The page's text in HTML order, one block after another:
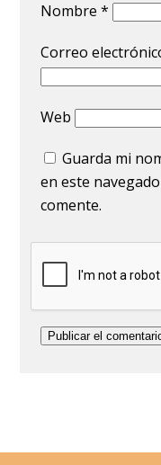
Nombre*
Correo
Web
Guarda mi
en este
comente.